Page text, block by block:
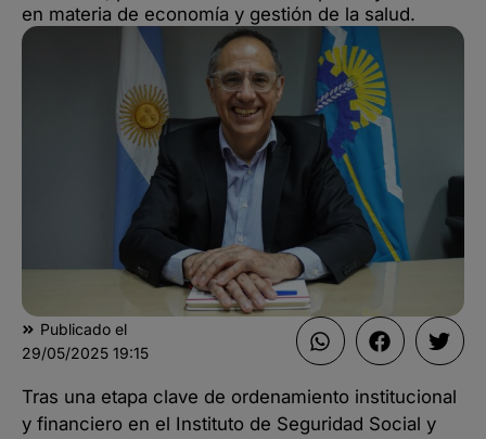
en materia de economía y gestión de la salud.
Publicado el
29/05/2025 19:15
Tras una etapa clave de ordenamiento institucional
y financiero en el Instituto de Seguridad Social y